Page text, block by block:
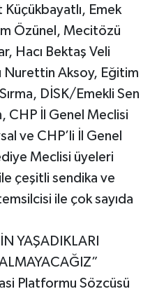
Küçükbayatlı, Emek
Özünel, Mecitözü
Hacı Bektaş Veli
Nurettin Aksoy, Eğitim
DİSK/Emekli Sen
CHP İl Genel Meclisi
ve CHP’li İl Genel
Meclisi üyeleri
çeşitli sendika ve
ile çok sayıda
YAŞADIKLARI
Platformu Sözcüsü